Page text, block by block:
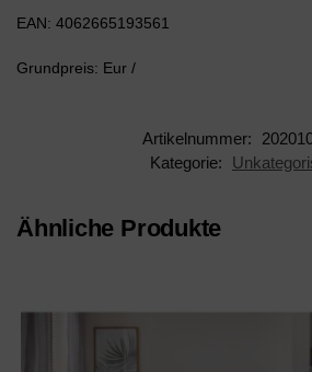
EAN: 4062665193561
Grundpreis: Eur /
Artikelnummer:
Kategorie:
Ähnliche Produkte